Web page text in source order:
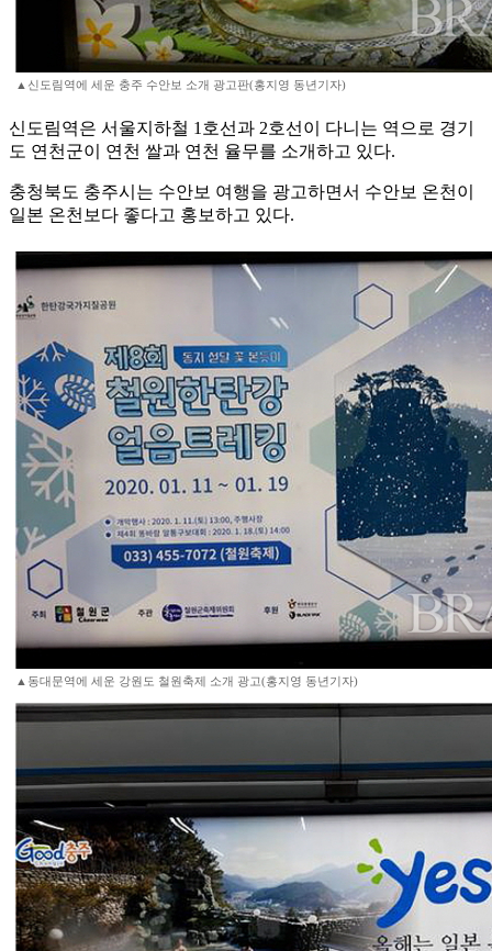
▲신도림역에 세운 충주 수안보 소개 광고판(홍지영 동년기자)
신도림역은 서울지하철 1호선과 2호선이 다니는 역으로 경기
도 연천군이 연천 쌀과 연천 율무를 소개하고 있다.
충청북도 충주시는 수안보 여행을 광고하면서 수안보 온천이
일본 온천보다 좋다고 홍보하고 있다.
▲동대문역에 세운 강원도 철원축제 소개 광고(홍지영 동년기자)